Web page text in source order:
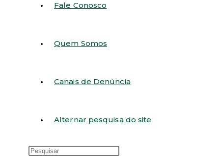
Fale Conosco
Quem Somos
Canais de Denúncia
Alternar pesquisa do site